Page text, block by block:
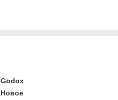
Godox
Новое